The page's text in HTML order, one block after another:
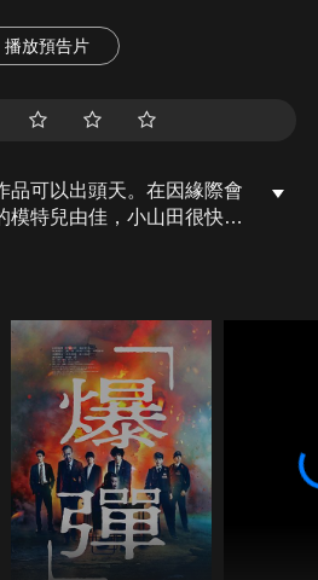
播放預告片
品可以出頭天。在因緣際會
模特兒由佳，小山田很快被
現藏在由佳甜美笑容背後
拍的那些照片，也將改變兩